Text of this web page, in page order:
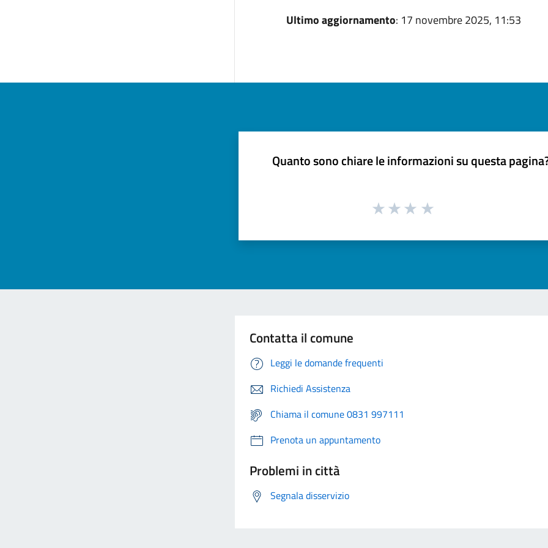
Ultimo aggiornamento: 17 novembre 2025, 11:53
Quanto sono chiare le informazioni su questa
Contatta il comune
Leggi le domande frequenti
Richiedi Assistenza
Chiama il comune 0831 997111
Prenota un appuntamento
Problemi in città
Segnala disservizio